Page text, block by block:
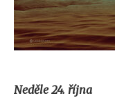
Neděle 24. října